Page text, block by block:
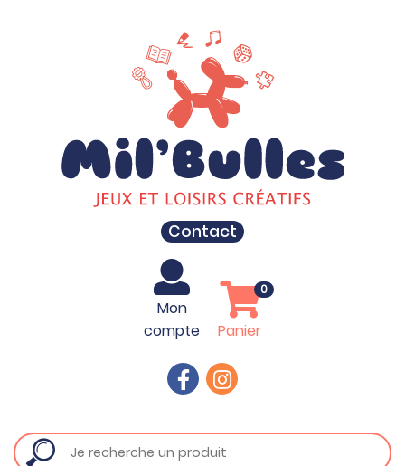
Contact
Mon
compte
Panier
0